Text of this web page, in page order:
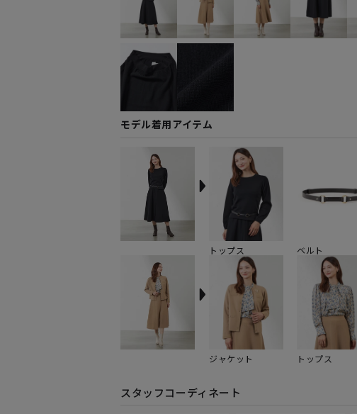
モデル着用アイテム
トップス ベルト
ジャケット トップス
スタッフコーディネート